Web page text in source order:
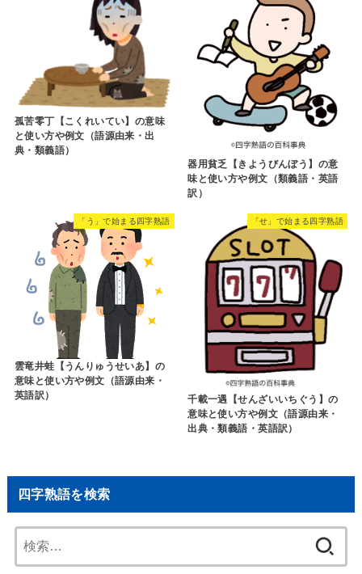
孤苦零丁【こくれいてい】の意味
と使い方や例文（語源由来・出
典・類義語）
器用貧乏【きようびんぼう】の意
味と使い方や例文（類義語・英語
訳）
「う」で始まる四字熟語
雲竜井蛙【うんりゅうせいあ】の
意味と使い方や例文（語源由来・
英語訳）
「せ」で始まる四字熟語
千載一遇【せんざいいちぐう】の
意味と使い方や例文（語源由来・
出典・類義語・英語訳）
四字熟語を検索
索: